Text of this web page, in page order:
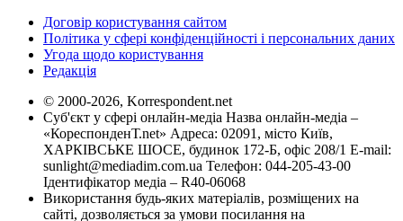
Договір користування сайтом
Політика у сфері конфіденційності і персональних даних
Угода щодо користування
Редакція
© 2000-2026, Korrespondent.net
Суб'єкт у сфері онлайн-медіа Назва онлайн-медіа –
«КореспонденТ.net» Адреса: 02091, місто Київ,
ХАРКІВСЬКЕ ШОСЕ, будинок 172-Б, офіс 208/1 E-mail:
sunlight@mediadim.com.ua Телефон: 044-205-43-00
Ідентифікатор медіа – R40-06068
Використання будь-яких матеріалів, розміщених на
сайті, дозволяється за умови посилання на